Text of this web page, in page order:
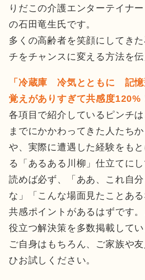
りだこの介護エンターテイナ
の石田竜生氏です。
多くの高齢者を笑顔にしてき
チをチャンスに変える方法を伝
「冷蔵庫 冷気とともに 記
覚えがありすぎて共感度120%
各項目で紹介しているピンチ
までにかかわってきた人たち
や、実際に遭遇した経験をも
る「あるある川柳」仕立てにし
読めば必ず、「ああ、これ自
な」「こんな場面見たことあ
共感ポイントがあるはずです
役立つ解決策を多数掲載してい
ご自身はもちろん、ご家族や
ひお試しください。